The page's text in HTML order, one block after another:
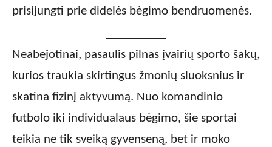
prisijungti prie didelės bėgimo bendruomenės.
Neabejotinai, pasaulis pilnas įvairių sporto šakų,
kurios traukia skirtingus žmonių sluoksnius ir
skatina fizinį aktyvumą. Nuo komandinio
futbolo iki individualaus bėgimo, šie sportai
teikia ne tik sveiką gyvenseną, bet ir moko